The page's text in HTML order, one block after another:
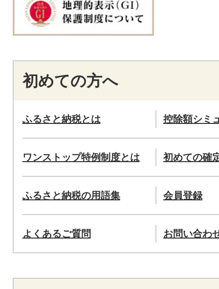
初めての方へ
ふるさと納税とは 控除額シミ
ワンストップ特例制度とは 初めての確
ふるさと納税の用語集 会員登録
よくあるご質問 お問い合わ